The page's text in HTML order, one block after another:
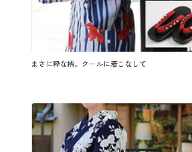
まさに粋な柄。クールに着こなして